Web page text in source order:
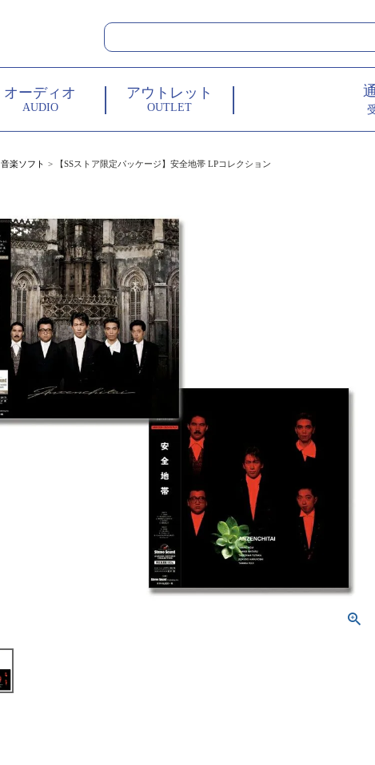
オーディオ
AUDIO
アウトレット
OUTLET
音楽ソフト 【SSストア限定パッケージ】安全地帯 LPコレクション